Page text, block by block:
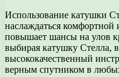
Использование катушки
наслаждаться
повышает шансы на улов
выбирая катушку Стелла,
высококачественный
верным спутником в